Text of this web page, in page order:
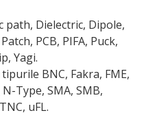
path, Dielectric, Dipole,
PCB, PIFA, Puck,
Yagi.
BNC, Fakra, FME,
N-Type, SMA, SMB,
uFL.